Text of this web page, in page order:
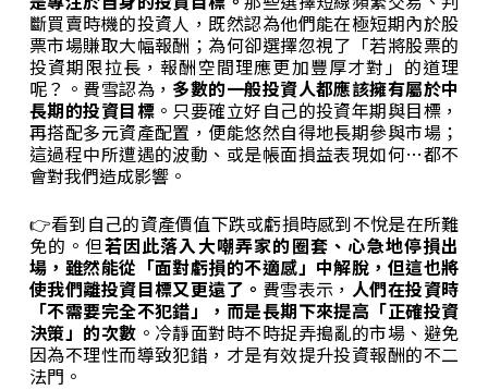
斷買賣時機的投資人，既然認為他們能在極短期內於股
票市場賺取大幅報酬；為何卻選擇忽視了「若將股票的
投資期限拉長，報酬空間理應更加豐厚才對」的道理
呢？。費雪認為， 多數的一般投資人都應該擁有屬於中
長期的投資目標 。只要確立好自己的投資年期與目標，
再搭配多元資產配置，便能悠然自得地長期參與市場；
這過程中所遭遇的波動、或是帳面損益表現如何…都不
會對我們造成影響。
👉看到自己的資產價值下跌或虧損時感到不悅是在所難
免的。但若因此落入大嘲弄家的圈套、心急地停損出
場，雖然能從「面對虧損的不適感」中解脫，但這也將
使我們離投資目標又更遠了。 費雪表示， 人們在投資時
「不需要完全不犯錯」，而是長期下來提高「正確投資
決策」的次數 。冷靜面對時不時捉弄搗亂的市場、避免
因為不理性而導致犯錯，才是有效提升投資報酬的不二
法門。